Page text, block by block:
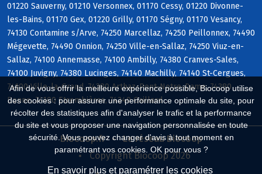
Afin de vous offrir la meilleure expérience possible, Biocoop utilise
des cookies : pour assurer une performance optimale du site, pour
récolter des statistiques afin d'analyser le trafic et la performance
du site et vous proposer une navigation personnalisée en toute
sécurité. Vous pouvez changer d'avis à tout moment en
paramétrant vos cookies. OK pour vous ?
En savoir plus et paramétrer les cookies
01220 Sauverny, 01210 Versonnex, 01170 Cessy, 01220 Divonne-
les-Bains, 01170 Gex, 01220 Grilly, 01170 Ségny, 01170 Vesancy,
74130 Contamine s/Arve, 74250 Marcellaz, 74250 Peillonnex, 74490
Mégevette, 74490 Onnion, 74250 Ville-en-Sallaz, 74250 Viuz-en-
Sallaz, 74100 Annemasse, 74100 Ambilly, 74380 Cranves-Sales,
74100 Juvigny, 74380 Lucinges, 74140 Machilly, 74140 St-Cergues,
74100 Ville-la-Grand, 74380 Arthaz-Pont-Notre-Dame, 74380
Bonne, 74100 Etrembières, 74240 Gaillard
Biocoop.fr
Le réseau Biocoop
Copyright Biocoop 2026